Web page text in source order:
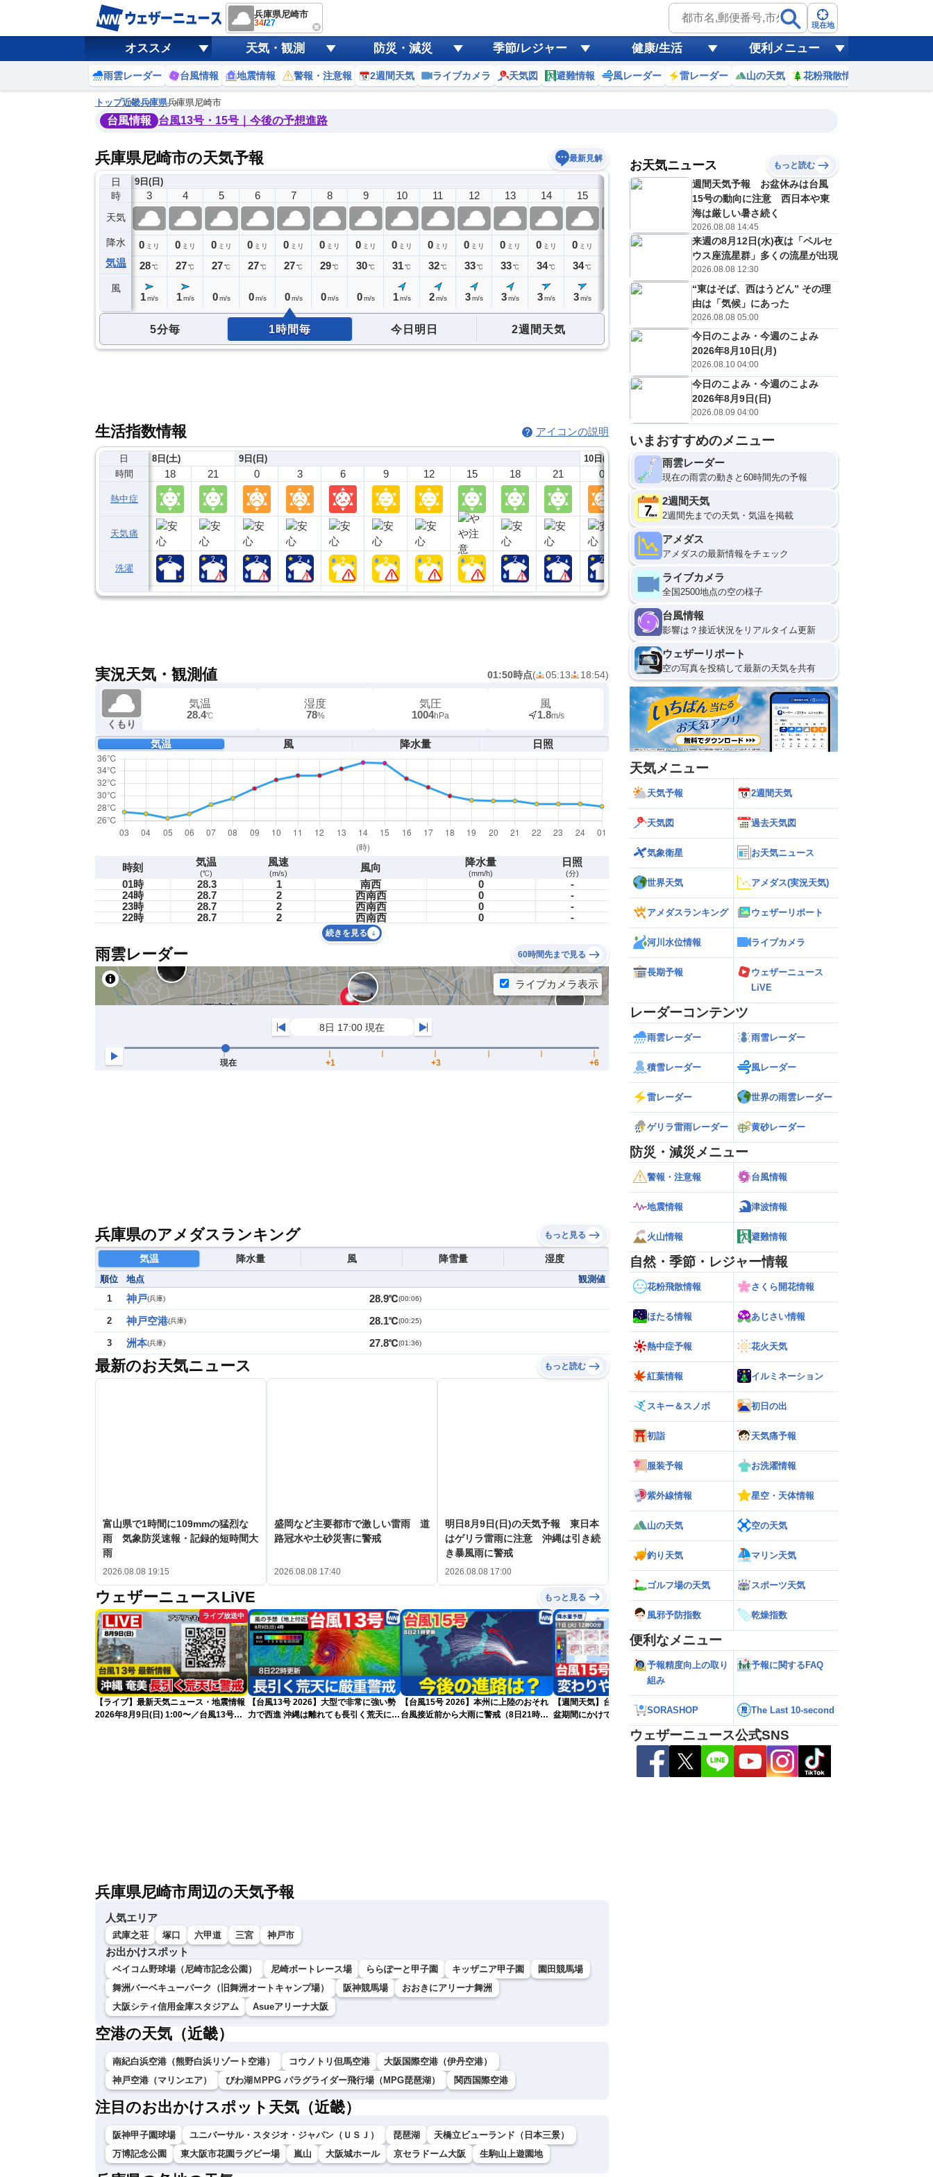
兵庫県尼崎市
34/27 現在地
オススメ 天気・観測 防災・減災 季節/レジャー 健康/生活 便利メニュー
雨雲レーダー 台風情報 地震情報 警報・注意報 2週間天気 ライブカメラ 天気図 避難情報 風レーダー 雷レーダー 山の天気 花粉飛散情報
トップ近畿兵庫県兵庫県尼崎市
台風情報 台風13号・15号｜今後の予想進路
兵庫県尼崎市の天気予報 最新見解
日
時
天気
降水
気温
風
9日(日)
2
0ミリ
28℃
3
0 ミリ
28℃
1 m/s
4
0 ミリ
27℃
1 m/s
5
0 ミリ
27℃
0 m/s
6
0 ミリ
27℃
0 m/s
7
0 ミリ
27℃
0 m/s
8
0 ミリ
29℃
0 m/s
9
0 ミリ
30℃
0 m/s
10
0 ミリ
31℃
1 m/s
11
0 ミリ
32℃
2 m/s
12
0 ミリ
33℃
3 m/s
13
0 ミリ
33℃
3 m/s
14
0 ミリ
34℃
3 m/s
15
0 ミリ
34℃
3 m/s
18
ミリ
℃
m/s
19
0ミリ
30 ℃
2m/s
20
0ミリ
29
2 m/s
21
0
1
22
0ミリ
1
5分毎 1時間毎 今日明日 2週間天気
生活指数情報 アイコンの説明
日
時間
熱中症
天気痛
洗濯
8日(土)
18 21
9日(日)
0 3 6 9 12 15 18 21
10日(月)
0
実況天気・観測値 01:50時点( 05:13 18:54)
くもり
気温
28.4℃
湿度
78%
気圧
1004hPa
風
1.8m/s
気温 風 降水量 日照
時刻 気温
(℃)
風速
(m/s) 風向 降水量
(mm/h)
日照
(分)
01時 28.3 1 南西 0
-
24時
28.7 2 西南西 0
-
23時
28.7 2 西南西 0
-
22時
28.7 2 西南西 0 -
続きを見る
雨雲レーダー 60時間先まで見る
兵庫県のアメダスランキング もっと見る
気温 降水量 風 降雪量 湿度
順位 地点
観測値
1
神戸(兵庫) 28.9℃(00:06)
2 神戸空港(兵庫) 28.1℃(00:25)
3 洲本(兵庫) 27.8℃(01:36)
最新のお天気ニュース もっと読む
富山県で1時間に109mmの猛烈な
雨 気象防災速報・記録的短時間大
雨
2026.08.08 19:15
盛岡など主要都市で激しい雷雨 道
路冠水や土砂災害に警戒
2026.08.08 17:40
明日8月9日(日)の天気予報 東日本
はゲリラ雷雨に注意 沖縄は引き続
き暴風雨に警戒
2026.08.08 17:00
ウェザーニュースLiVE もっと見る
ライブ放送中
【ライブ】最新天気ニュース・地震情報
2026年8月9日(日) 1:00〜／台風13号・
【台風13号 2026】大型で非常に強い勢
力で西進 沖縄は離れても長引く荒天に厳
【台風15号 2026】本州に上陸のおそれ
台風接近前から大雨に警戒（8日21時更
【週間天気】台風15号の動向に注目 お
盆期間にかけて全国的に変わりやすい天
【ゲリラ雷雨警戒】あす9日(日)も東北や
東日本で激しい雷雨のおそれ 午前中から
雨雲急発達の危険も
兵庫県尼崎市周辺の天気予報
人気エリア
武庫之荘 塚口 六甲道 三宮 神戸市
お出かけスポット
ベイコム野球場（尼崎市記念公園） 尼崎ボートレース場 ららぽーと甲子園 キッザニア甲子園
園田競馬場
舞洲バーベキューパーク（旧舞洲オートキャンプ場）
阪神競馬場
おおきにアリーナ舞洲
大阪シティ信用金庫スタジアム
Asueアリーナ大阪
空港の天気（近畿）
南紀白浜空港（熊野白浜リゾート空港） コウノトリ但馬空港
大阪国際空港（伊丹空港）
神戸空港（マリンエア）
びわ湖ＭPPG パラグライダー飛行場（MPG琵琶湖） 関西国際空港
注目のお出かけスポット天気（近畿）
阪神甲子園球場 ユニバーサル・スタジオ・ジャパン（ＵＳＪ） 琵琶湖
天橋立ビューランド（日本三景）
万博記念公園
東大阪市花園ラグビー場 嵐山 大阪城ホール 京セラドーム大阪 生駒山上遊園地
お天気ニュース もっと読む
週間天気予報 お盆休みは台風
15号の動向に注意 西日本や東
海は厳しい暑さ続く
2026.08.08 14:45
来週の8月12日(水)夜は「ペルセ
ウス座流星群」多くの流星が出現
2026.08.08 12:30
“東はそば、西はうどん” その理
由は「気候」にあった
2026.08.08 05:00
今日のこよみ・今週のこよみ
2026年8月10日(月)
2026.08.10 04:00
今日のこよみ・今週のこよみ
2026年8月9日(日)
2026.08.09 04:00
いまおすすめのメニュー
雨雲レーダー
現在の雨雲の動きと60時間先の予報
2週間天気
2週間先までの天気・気温を掲載
アメダス
アメダスの最新情報をチェック
ライブカメラ
全国2500地点の空の様子
台風情報
影響は？接近状況をリアルタイム更新
ウェザーリポート
空の写真を投稿して最新の天気を共有
天気メニュー
天気予報 2週間天気
天気図 過去天気図
気象衛星 お天気ニュース
世界天気 アメダス(実況天気)
アメダスランキング ウェザーリポート
河川水位情報 ライブカメラ
長期予報
ウェザーニュース
LiVE
レーダーコンテンツ
雨雲レーダー 雨雪レーダー
積雪レーダー 風レーダー
雷レーダー 世界の雨雲レーダー
ゲリラ雷雨レーダー 黄砂レーダー
防災・減災メニュー
警報・注意報 台風情報
地震情報 津波情報
火山情報 避難情報
自然・季節・レジャー情報
花粉飛散情報 さくら開花情報
ほたる情報 あじさい情報
熱中症予報 花火天気
紅葉情報 イルミネーション
スキー＆スノボ 初日の出
初詣 天気痛予報
服装予報 お洗濯情報
紫外線情報 星空・天体情報
山の天気 空の天気
釣り天気 マリン天気
ゴルフ場の天気 スポーツ天気
風邪予防指数 乾燥指数
便利なメニュー
予報精度向上の取り
組み
予報に関するFAQ
SORASHOP The Last 10-second
ウェザーニュース公式SNS